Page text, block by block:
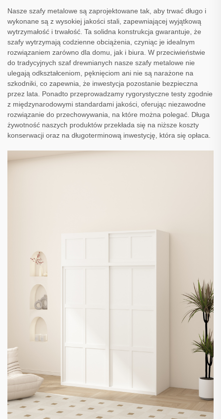
Nasze szafy metalowe są zaprojektowane tak, aby trwać długo i
wykonane są z wysokiej jakości stali, zapewniającej wyjątkową
wytrzymałość i trwałość. Ta solidna konstrukcja gwarantuje, że
szafy wytrzymają codzienne obciążenia, czyniąc je idealnym
rozwiązaniem zarówno dla domu, jak i biura. W przeciwieństwie
do tradycyjnych szaf drewnianych nasze szafy metalowe nie
ulegają odkształceniom, pęknięciom ani nie są narażone na
szkodniki, co zapewnia, że inwestycja pozostanie bezpieczna
przez lata. Ponadto przeprowadzamy rygorystyczne testy zgodnie
z międzynarodowymi standardami jakości, oferując niezawodne
rozwiązanie do przechowywania, na które można polegać. Długa
żywotność naszych produktów przekłada się na niższe koszty
konserwacji oraz na długoterminową inwestycję, która się opłaca.